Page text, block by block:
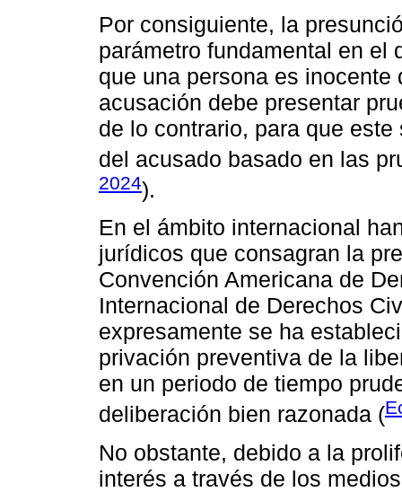
Por consiguiente, la
parámetro fundamental en el
que una persona es
acusación debe presentar
de lo contrario, para que
del acusado basado en las
2024).
En el ámbito internacional
jurídicos que consagran la
Convención Americana de
Internacional de Derechos
expresamente se ha
privación preventiva de la
en un periodo de tiempo
deliberación bien razonada (
No obstante, debido a la
interés a través de los